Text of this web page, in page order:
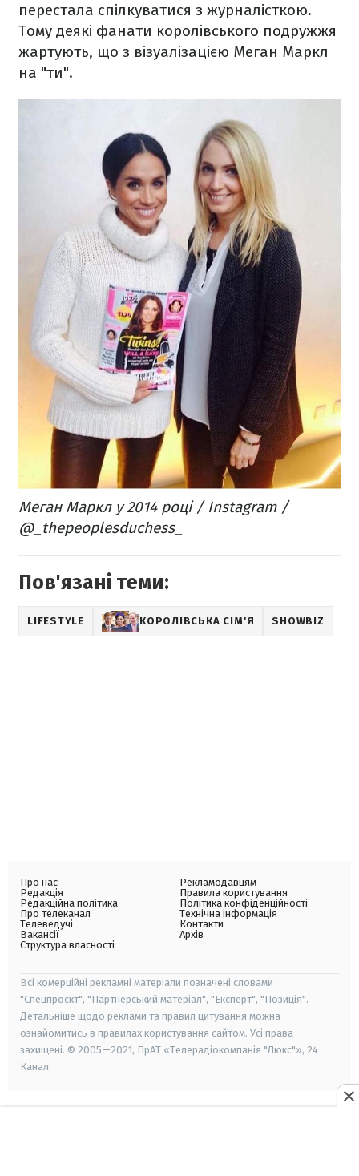
перестала спілкуватися з журналісткою.
Тому деякі фанати королівського подружжя
жартують, що з візуалізацією Меган Маркл
на "ти".
Меган Маркл у 2014 році / Instagram /
@_thepeoplesduchess_
Пов'язані теми:
LIFESTYLE КОРОЛІВСЬКА СІМ'Я SHOWBIZ
Про нас
Редакція
Редакційна політика
Про телеканал
Телеведучі
Вакансії
Структура власності
Рекламодавцям
Правила користування
Політика конфіденційності
Технічна інформація
Контакти
Архів
Всі комерційні рекламні матеріали позначені словами
"Спецпроєкт", "Партнерський матеріал", "Експерт", "Позиція".
Детальніше щодо реклами та правил цитування можна
ознайомитись в правилах користування сайтом. Усі права
захищені. © 2005—2021, ПрАТ «Телерадіокомпанія "Люкс"», 24
Канал.